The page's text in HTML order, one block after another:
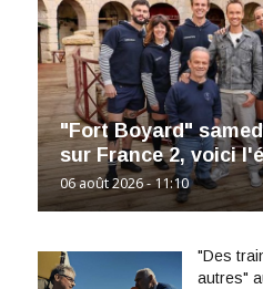
"Fort Boyard"
sur France 2, voici
06 août 2026 - 11:10
"Des
autres"